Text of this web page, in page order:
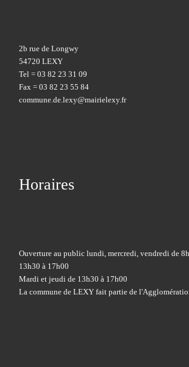
2b rue de Longwy
54720 LEXY
Tel = 03 82 23 31 09
Fax = 03 82 23 55 84
commune.de.lexy@mairielexy.fr
Horaires
Ouverture au public lundi, mercredi, vendredi de
13h30 à 17h00
Mardi et jeudi de 13h30 à 17h00
La commune de LEXY fait partie de